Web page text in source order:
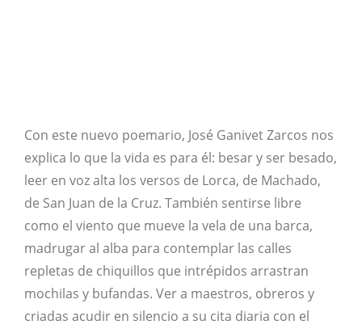
Con este nuevo poemario, José Ganivet Zarcos nos
explica lo que la vida es para él: besar y ser besado,
leer en voz alta los versos de Lorca, de Machado,
de San Juan de la Cruz. También sentirse libre
como el viento que mueve la vela de una barca,
madrugar al alba para contemplar las calles
repletas de chiquillos que intrépidos arrastran
mochilas y bufandas. Ver a maestros, obreros y
criadas acudir en silencio a su cita diaria con el